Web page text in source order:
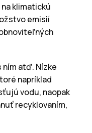
klimatickú
emisií
ním atď. Nízke
napríklad
vodu, naopak
recyklovaním,